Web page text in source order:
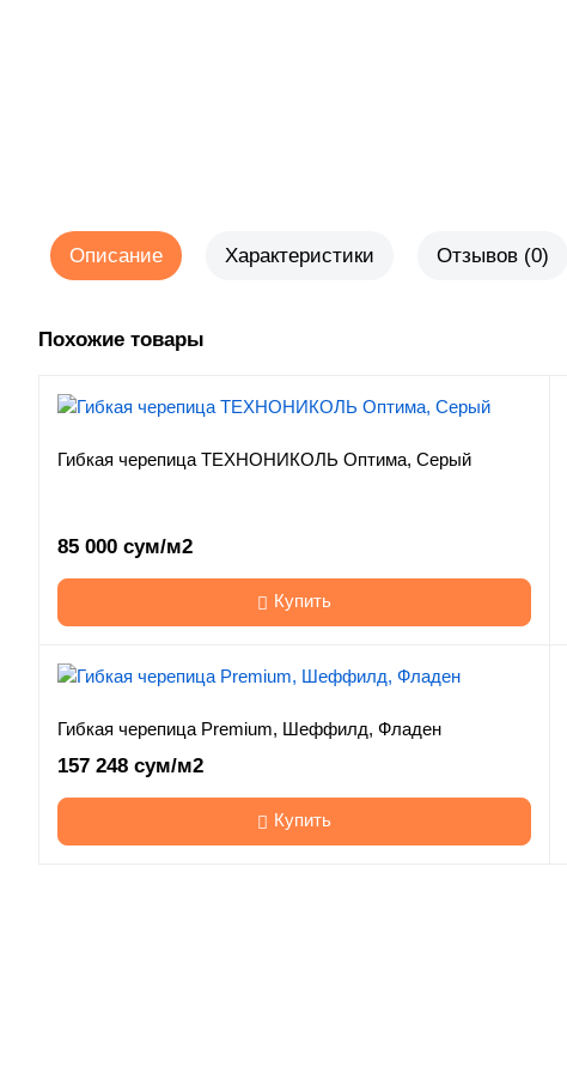
Описание Характеристики Отзывов (0)
Похожие товары
Гибкая черепица ТЕХНОНИКОЛЬ Оптима, Серый
85 000 сум/м2
Купить
Гибкая черепица Premium, Шеффилд, Фладен
157 248 сум/м2
Купить